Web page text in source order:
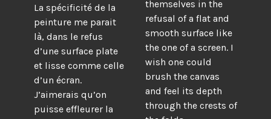
La spécificité de la
peinture me parait
là, dans le refus
d’une surface plate
et lisse comme celle
d’un écran.
J’aimerais qu’on
puisse effleurer la
themselves in the
refusal of a flat and
smooth surface like
the one of a screen. I
wish one could
brush the canvas
and feel its depth
through the crests of